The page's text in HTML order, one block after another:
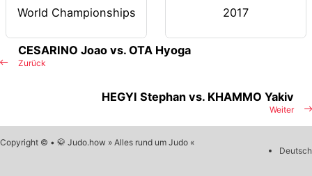
World Championships 2017
Zurück
CESARINO Joao vs. OTA Hyoga
Weiter
HEGYI Stephan vs. KHAMMO Yakiv
Copyright © • 🥋 Judo.how » Alles rund um Judo «
Deutsch